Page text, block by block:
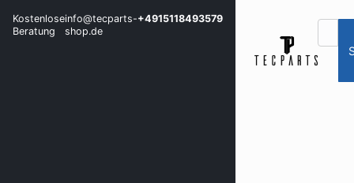
Kostenlose
Beratung
info@tecparts-
shop.de
+4915118493579